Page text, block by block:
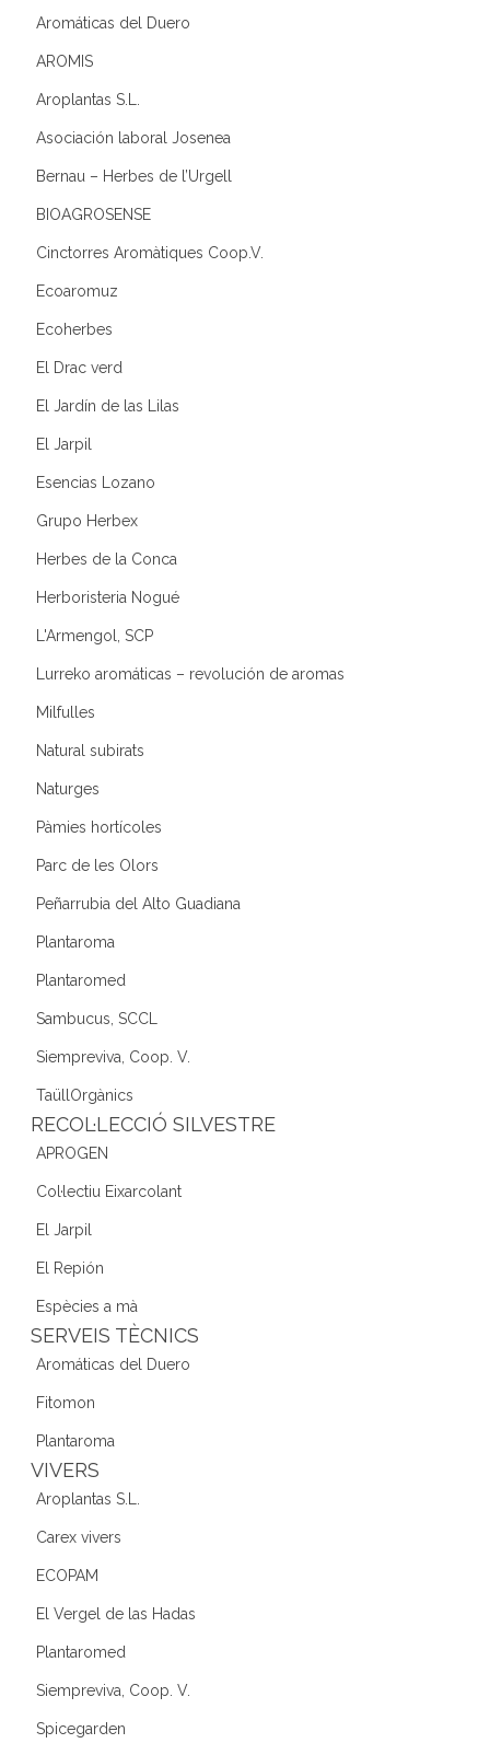
Aromáticas del Duero
AROMIS
Aroplantas S.L.
Asociación laboral Josenea
Bernau – Herbes de l’Urgell
BIOAGROSENSE
Cinctorres Aromàtiques Coop.V.
Ecoaromuz
Ecoherbes
El Drac verd
El Jardín de las Lilas
El Jarpil
Esencias Lozano
Grupo Herbex
Herbes de la Conca
Herboristeria Nogué
L'Armengol, SCP
Lurreko aromáticas – revolución de aromas
Milfulles
Natural subirats
Naturges
Pàmies hortícoles
Parc de les Olors
Peñarrubia del Alto Guadiana
Plantaroma
Plantaromed
Sambucus, SCCL
Siempreviva, Coop. V.
TaüllOrgànics
RECOL·LECCIÓ SILVESTRE
APROGEN
Col·lectiu Eixarcolant
El Jarpil
El Repión
Espècies a mà
SERVEIS TÈCNICS
Aromáticas del Duero
Fitomon
Plantaroma
VIVERS
Aroplantas S.L.
Carex vivers
ECOPAM
El Vergel de las Hadas
Plantaromed
Siempreviva, Coop. V.
Spicegarden